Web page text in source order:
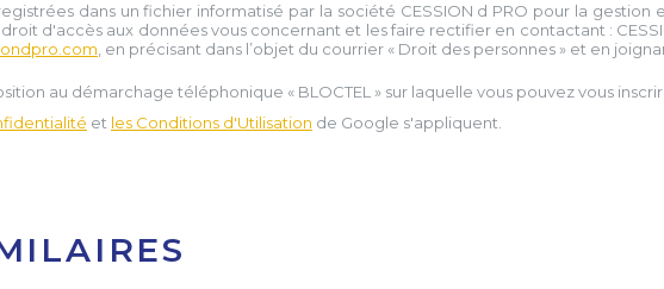
dans un fichier informatisé par la société CESSION d PRO pour la gestion
d'accès aux données vous concernant et les faire rectifier en contactant :
, en précisant dans l’objet du courrier « Droit des personnes » et en
au démarchage téléphonique « BLOCTEL » sur laquelle vous pouvez vous
et les Conditions d'Utilisation de Google s'appliquent.